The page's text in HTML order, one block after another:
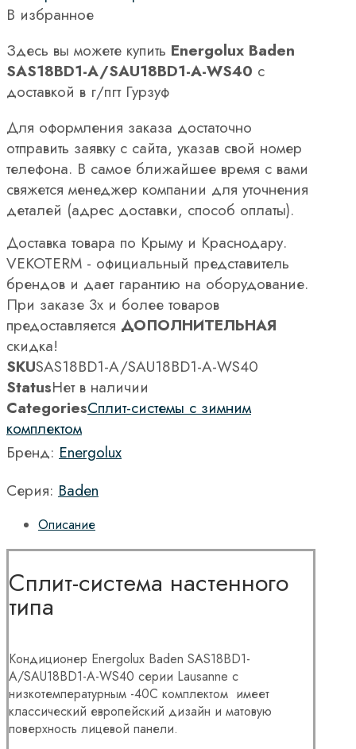
В избранное
Здесь вы можете купить Energolux Baden
SAS18BD1-A/SAU18BD1-A-WS40 с
доставкой в г/пгт Гурзуф
Для оформления заказа достаточно
отправить заявку с сайта, указав свой номер
телефона. В самое ближайшее время с вами
свяжется менеджер компании для уточнения
деталей (адрес доставки, способ оплаты).
Доставка товара по Крыму и Краснодару.
VEKOTERM - официальный представитель
брендов и дает гарантию на оборудование.
При заказе 3х и более товаров
предоставляется ДОПОЛНИТЕЛЬНАЯ
скидка!
SKUSAS18BD1-A/SAU18BD1-A-WS40
StatusНет в наличии
CategoriesСплит-системы с зимним
комплектом
Бренд: Energolux
Серия: Baden
Описание
Сплит-система настенного
типа
Кондиционер Energolux Baden SAS18BD1-
A/SAU18BD1-A-WS40 серии Lausanne с
низкотемпературным -40C комплектом имеет
классический европейский дизайн и матовую
поверхность лицевой панели.